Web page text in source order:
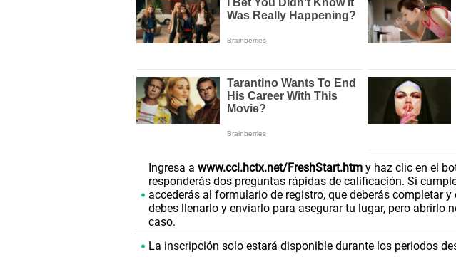
Ingresa a www.ccl.hctx.net/FreshStart.htm y haz clic en el
responderás dos preguntas rápidas de calificación. Si
accederás al formulario de registro, que deberás completar y
debes llenarlo y enviarlo para asegurar tu lugar, pero abrirlo
caso.
La inscripción solo estará disponible durante los periodos